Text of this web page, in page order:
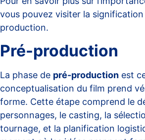
vous pouvez visiter la signification
production.
Pré-production
La phase de pré-production est
conceptualisation du film prend
forme. Cette étape comprend le
personnages, le casting, la
tournage, et la planification